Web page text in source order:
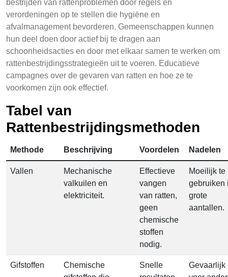
bestrijden van rattenproblemen door regels en
verordeningen op te stellen die hygiëne en
afvalmanagement bevorderen. Gemeenschappen kunnen
hun deel doen door actief bij te dragen aan
schoonheidsacties en door met elkaar samen te werken om
rattenbestrijdingsstrategieën uit te voeren. Educatieve
campagnes over de gevaren van ratten en hoe ze te
voorkomen zijn ook effectief.
Tabel van
Rattenbestrijdingsmethoden
Methode Beschrijving Voordelen Nadelen
Vallen
Mechanische
valkuilen en
elektriciteit.
Effectieve
vangen
van ratten,
geen
chemische
stoffen
nodig.
Moeilijk te
gebruiken
grote
aantallen.
Gifstoffen
Chemische
Snelle
Gevaarlijk